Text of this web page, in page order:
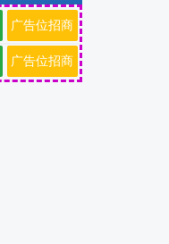
广告位招商
广告位招商